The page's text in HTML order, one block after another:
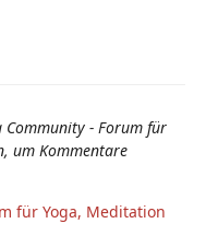
Community - Forum für
um Kommentare
für Yoga, Meditation